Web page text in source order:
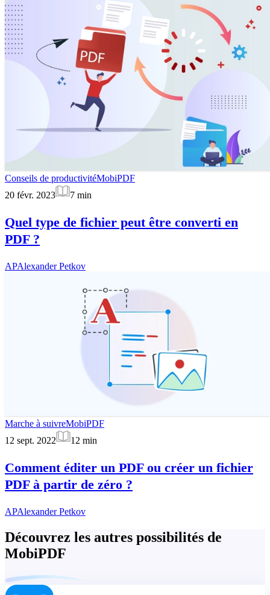
Conseils de productivitéMobiPDF
20 févr. 2023
7 min
Quel type de fichier peut être converti en
PDF ?
APAlexander Petkov
Marche à suivreMobiPDF
12 sept. 2022
12 min
Comment éditer un PDF ou créer un fichier
PDF à partir de zéro ?
APAlexander Petkov
Découvrez les autres possibilités de
MobiPDF